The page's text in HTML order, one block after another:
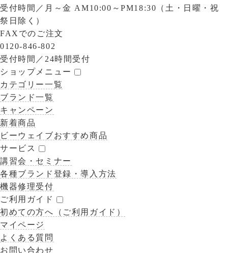
受付時間／ 月～金 AM10:00～PM18:30（土・日曜・祝
祭日除く）
FAXでのご注文
0120-846-802
受付時間／ 24時間受付
ショップメニュー
カテゴリー一覧
ブランド一覧
キャンペーン
新着商品
ビーウェイブおすすめ商品
サービス
講習会・セミナー
各種ブランド登録・導入方法
機器修理受付
ご利用ガイド
初めての方へ（ご利用ガイド）
マイページ
よくある質問
お問い合わせ